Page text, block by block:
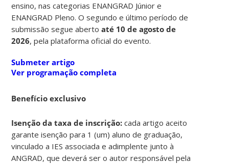
ensino, nas categorias ENANGRAD Júnior e
ENANGRAD Pleno. O segundo e último período de
submissão segue abertoaté 10 de agosto de
2026, pela plataforma oficial do evento.
Submeter artigo
Ver programação completa
Benefício exclusivo
Isenção da taxa de inscrição: cada artigo aceito
garante isenção para 1 (um) aluno de graduação,
vinculado a IES associada e adimplente junto à
ANGRAD, que deverá ser o autor responsável pela